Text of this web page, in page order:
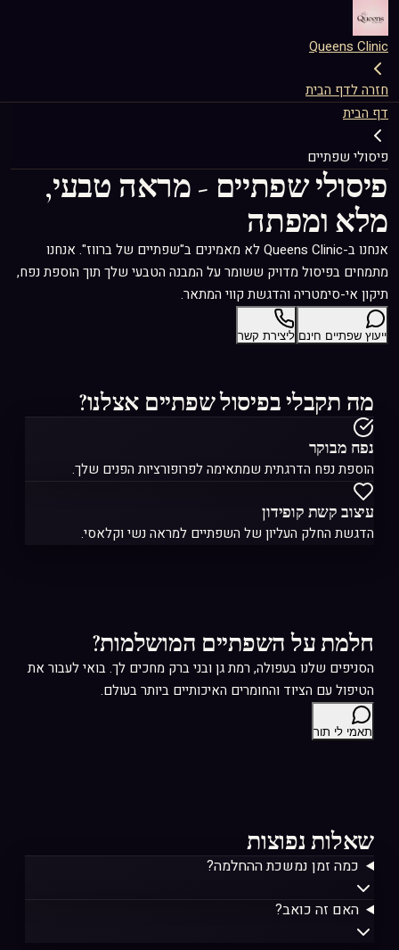
Queens Clinic
חזרה לדף הבית
דף הבית
פיסולי שפתיים
פיסולי שפתיים - מראה טבעי,
מלא ומפתה
אנחנו ב-Queens Clinic לא מאמינים ב"שפתיים של ברווז". אנחנו
מתמחים בפיסול מדויק ששומר על המבנה הטבעי שלך תוך הוספת נפח,
תיקון אי-סימטריה והדגשת קווי המתאר.
ייעוץ שפתיים חינם ליצירת קשר
מה תקבלי בפיסול שפתיים אצלנו?
נפח מבוקר
הוספת נפח הדרגתית שמתאימה לפרופורציות הפנים שלך.
עיצוב קשת קופידון
הדגשת החלק העליון של השפתיים למראה נשי וקלאסי.
חלמת על השפתיים המושלמות?
הסניפים שלנו בעפולה, רמת גן ובני ברק מחכים לך. בואי לעבור את
הטיפול עם הציוד והחומרים האיכותיים ביותר בעולם.
תאמי לי תור
שאלות נפוצות
כמה זמן נמשכת ההחלמה?
האם זה כואב?